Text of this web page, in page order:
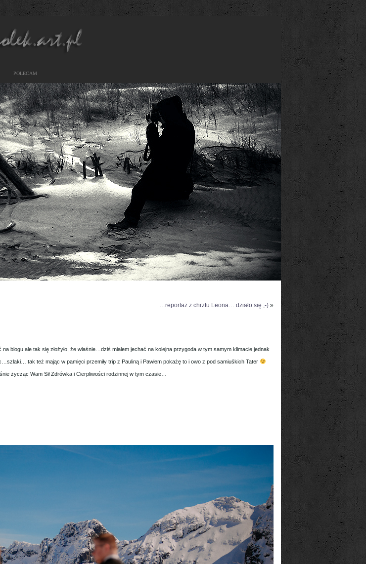
POLECAM
…reportaż z chrztu Leona… działo się ;-) »
blogu ale tak się złożyło, że właśnie…dziś miałem jechać na kolejna przygoda w tym samym klimacie jednak
tak też mając w pamięci przemiły trip z Pauliną i Pawłem pokażę to i owo z pod samiuśkich Tater
życząc Wam Sił Zdrówka i Cierpliwości rodzinnej w tym czasie…